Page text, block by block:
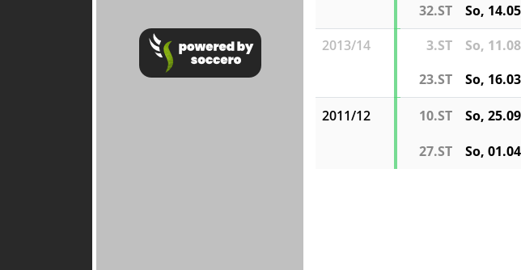
32.ST So,
2013/14
3.ST So,
23.ST
So,
2011/12 10.ST So,
27.ST
So,